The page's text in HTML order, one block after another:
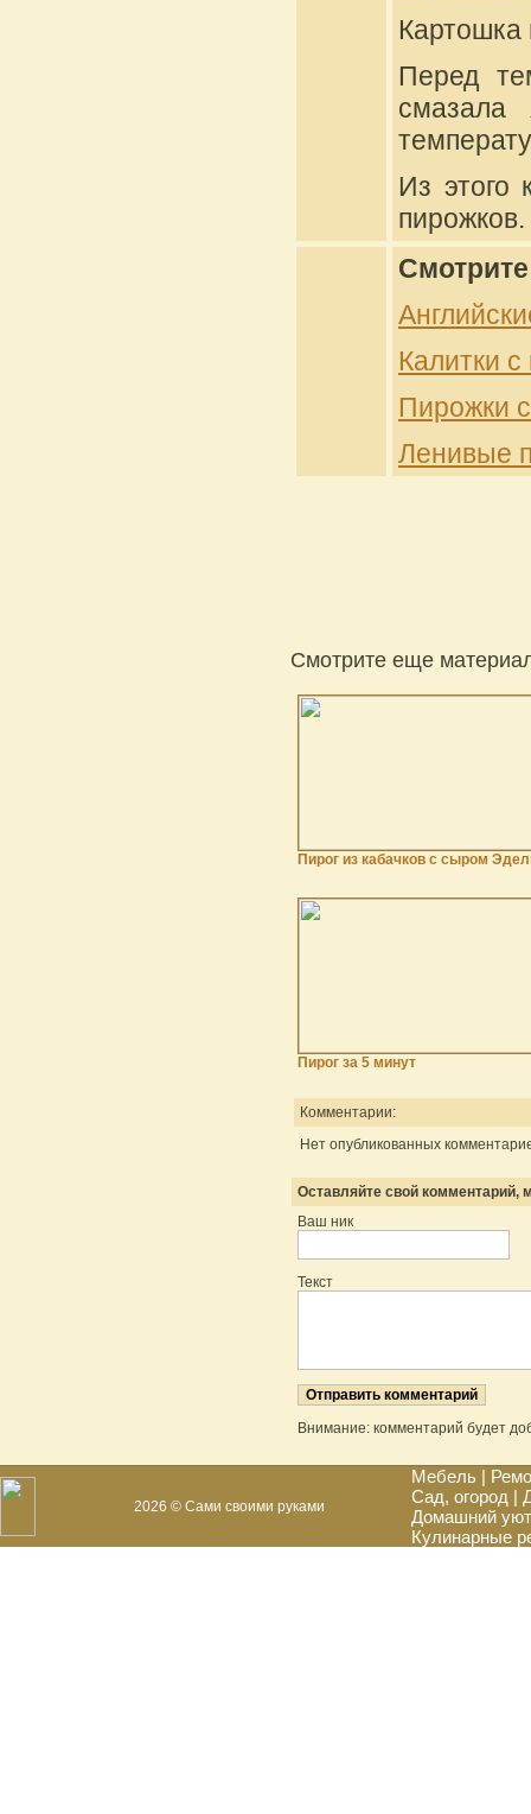
Картошка
Перед
Из этого
пирожков.
Калитки
Пирожки
Ленивые
Смотрите еще
Пирог из кабачков с сыром
Пирог за 5 минут
Комментарии:
Нет опубликованных
Оставляйте свой комментарий,
Ваш ник
Текст
Внимание: комментарий будет
2026 © Сами своими руками
Мебель |
Сад, огород |
Домашний уют
Кулинарные